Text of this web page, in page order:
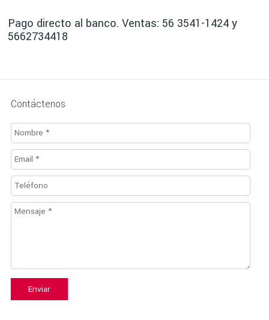
Pago directo al banco. Ventas: 56 3541-1424 y
5662734418
Contáctenos
Enviar